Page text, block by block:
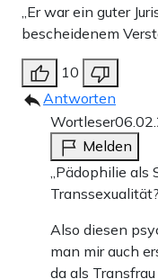
„Er war ein guter
bescheidenem
10
Antworten
Wortleser
Melden
„Pädophilie
Also diesen
man mir auch
da als